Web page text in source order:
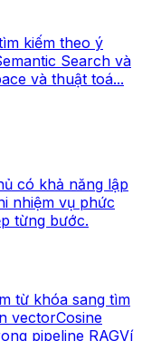
kiếm theo ý
Search và
và thuật toá...
có khả năng lập
nhiệm vụ phức
từng bước.
từ khóa sang tìm
vectorCosine
pipeline RAGVí